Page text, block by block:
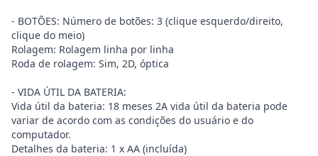
- BOTÕES: Número de botões: 3 (clique esquerdo/direito,
clique do meio)
Rolagem: Rolagem linha por linha
Roda de rolagem: Sim, 2D, óptica
- VIDA ÚTIL DA BATERIA:
Vida útil da bateria: 18 meses 2A vida útil da bateria pode
variar de acordo com as condições do usuário e do
computador.
Detalhes da bateria: 1 x AA (incluída)